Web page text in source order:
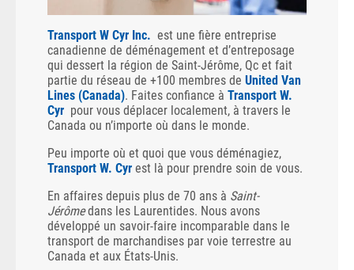
Transport W Cyr Inc. est une fière entreprise
canadienne de déménagement et d’entreposage
qui dessert la région de Saint-Jérôme, Qc et fait
partie du réseau de +100 membres de United Van
Lines (Canada). Faites confiance à Transport W.
Cyr pour vous déplacer localement, à travers le
Canada ou n’importe où dans le monde.
Peu importe où et quoi que vous déménagiez,
Transport W. Cyr est là pour prendre soin de vous.
En affaires depuis plus de 70 ans à Saint-
Jérômedans les Laurentides. Nous avons
développé un savoir-faire incomparable dans le
transport de marchandises par voie terrestre au
Canada et aux États-Unis.